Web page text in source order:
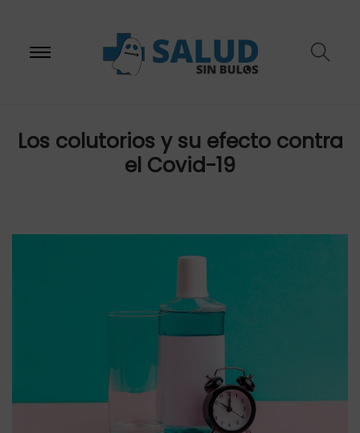
Los colutorios y su efecto contra
el Covid-19